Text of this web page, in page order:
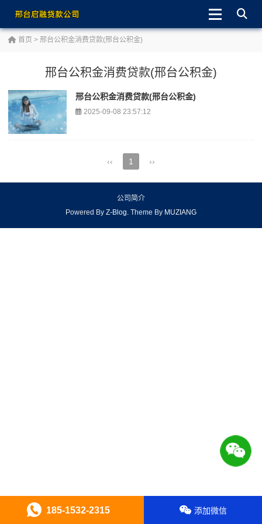
首页 > 邢台公积金消费贷款(邢台公积金)
邢台公积金消费贷款(邢台公积金)
邢台公积金消费贷款(邢台公积金)
2025-09-08 23:57:12
‹‹ 1 ››
公司简介
Powered By Z-Blog. Theme By MUZIANG
185-1532-2315 添加微信